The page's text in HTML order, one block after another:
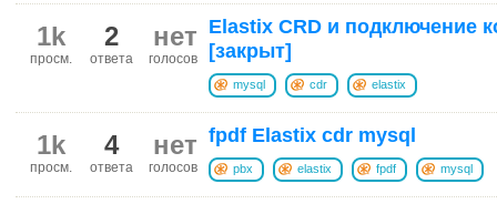
нет
голосов
2
ответа
1k
просм.
Elastix CRD и подключение
[закрыт]
mysql cdr elastix
нет
голосов
4
ответа
1k
просм.
fpdf Elastix cdr mysql
pbx elastix fpdf mysql